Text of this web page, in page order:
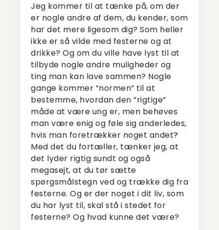
Jeg kommer til at tænke på, om der
er nogle andre af dem, du kender, som
har det mere ligesom dig? Som heller
ikke er så vilde med festerne og at
drikke? Og om du ville have lyst til at
tilbyde nogle andre muligheder og
ting man kan lave sammen? Nogle
gange kommer ”normen” til at
bestemme, hvordan den ”rigtige”
måde at være ung er, men behøves
man være enig og føle sig anderledes,
hvis man foretrækker noget andet?
Med det du fortæller, tænker jeg, at
det lyder rigtig sundt og også
megasejt, at du tør sætte
spørgsmålstegn ved og trække dig fra
festerne. Og er der noget i dit liv, som
du har lyst til, skal stå i stedet for
festerne? Og hvad kunne det være?